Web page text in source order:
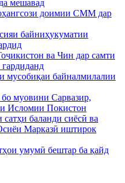
мешавад
доимии СММ дар
байниҳукуматии
ва Чин дар самти
мусобиқаи байналмилалии
муовини Сарвазир,
Исломии Покистон
баланди сиёсӣ ва
Марказӣ иштирок
умумӣ бештар ба қайд